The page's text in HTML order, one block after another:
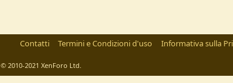
Contatti Termini e Condizioni d'uso Informativa sulla
© 2010-2021 XenForo Ltd.